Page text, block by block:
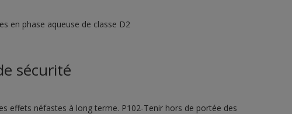
en phase aqueuse de classe D2
sécurité
effets néfastes à long terme. P102-Tenir hors de portée des